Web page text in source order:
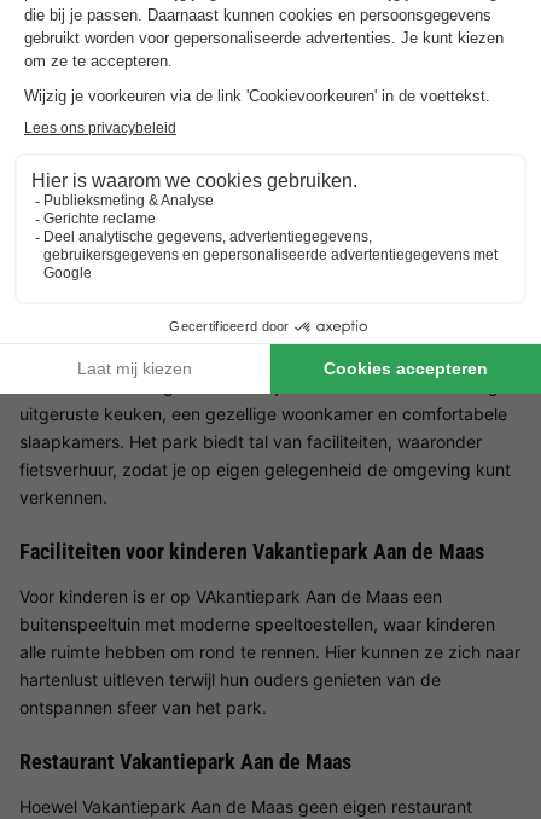
Vakantiepark Aan de Maas ligt in Nederlands Limburg, direct
aan de Maas, en biedt een idyllische omgeving voor een
ontspannen en actieve gezinsvakantie. Het park kenmerkt zich
door de rustige ligging en de nabijheid van de natuur en is de
recreatiemogelijkheden en een afwisselende omgeving is dit
vakantiepark ideaal voor gasten die willen genieten van natuur,
watersport en gezinsvriendelijke activiteiten.
Faciliteiten Vakantiepark Aan de Maas
De moderne vakantiehuizen op Landal Vakantiepark Aan de
Maas zijn comfortabel ingericht en bieden alles wat je nodig
uitgeruste keuken, een gezellige woonkamer en comfortabele
slaapkamers. Het park biedt tal van faciliteiten, waaronder
fietsverhuur, zodat je op eigen gelegenheid de omgeving kunt
verkennen.
Faciliteiten voor kinderen Vakantiepark Aan de Maas
Voor kinderen is er op VAkantiepark Aan de Maas een
buitenspeeltuin met moderne speeltoestellen, waar kinderen
alle ruimte hebben om rond te rennen. Hier kunnen ze zich naar
hartenlust uitleven terwijl hun ouders genieten van de
ontspannen sfeer van het park.
Restaurant Vakantiepark Aan de Maas
Hoewel Vakantiepark Aan de Maas geen eigen restaurant